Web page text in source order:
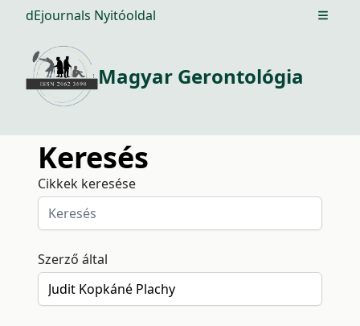
dEjournals Nyitóoldal Open
Magyar Gerontológia
Keresés
Cikkek keresése
Szerző által